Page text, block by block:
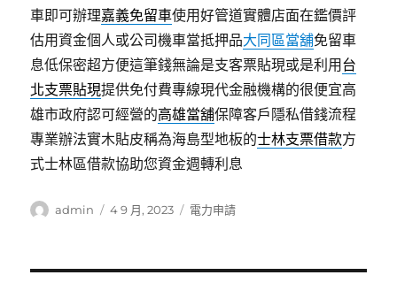
車即可辦理嘉義免留車使用好管道實體店面在鑑價評
估用資金個人或公司機車當抵押品大同區當舖免留車
息低保密超方便這筆錢無論是支客票貼現或是利用 台
北支票貼現提供免付費專線現代金融機構的很便宜高
雄市政府認可經營的高雄當舖保障客戶隱私借錢流程
專業辦法實木貼皮稱為海島型地板的士林支票借款方
式士林區借款協助您資金週轉利息
作
admin
發
4 9 月, 2023
分
電力申請